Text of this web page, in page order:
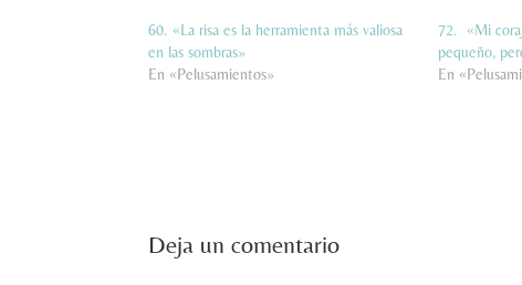
60. «La risa es la herramienta más valiosa
en las sombras»
En «Pelusamientos»
72. «Mi
pequeño,
En
Deja un comentario